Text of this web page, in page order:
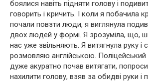
боялися навіть підняти голову і
говорить і кричить. І коли я побачила
почали повзти люди, я виглянула
двох людей у формі. Я зрозуміла, що,
нас уже звільняють. Я витягнула руку і
розмовляю англійською. Поліцейський
дуже акуратно почав витягати,
нахилити голову, взяв за обидві руки і